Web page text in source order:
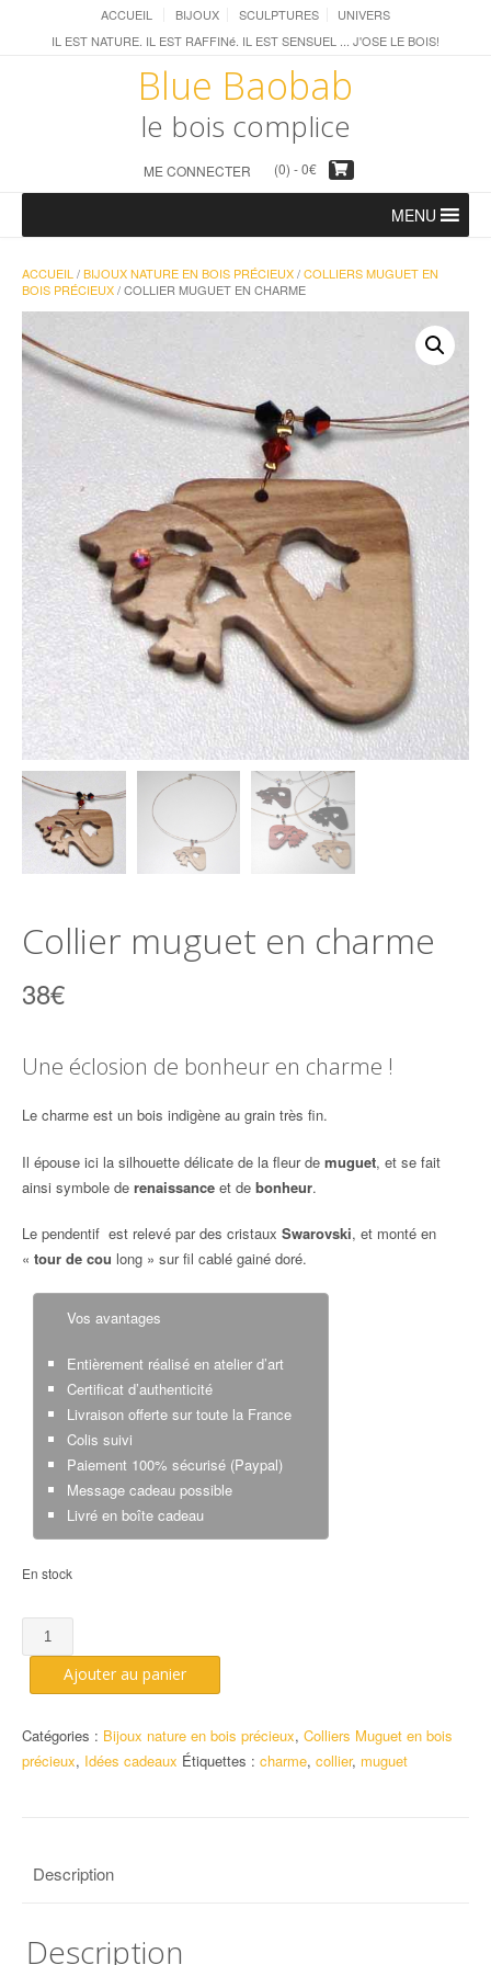
ACCUEIL BIJOUX SCULPTURES
UNIVERS
IL EST NATURE. IL EST RAFFINé. IL EST SENSUEL ... J'OSE LE BOIS!
Blue Baobab
le bois complice
ME CONNECTER (0) -0€
MENU
ACCUEIL /BIJOUX NATURE EN BOIS PRÉCIEUX/COLLIERS MUGUET EN
BOIS PRÉCIEUX/ COLLIER MUGUET EN CHARME
Collier muguet en charme
38€
Une éclosion de bonheur en charme !
Le charme est un bois indigène au grain très fin.
Il épouse ici la silhouette délicate de la fleur de muguet, et se fait
ainsi symbole de renaissance et de bonheur.
Le pendentif est relevé par des cristaux Swarovski, et monté en
« tour de cou long » sur fil cablé gainé doré.
Vos avantages
Entièrement réalisé en atelier d’art
Certificat d’authenticité
Livraison offerte sur toute la France
Colis suivi
Paiement 100% sécurisé (Paypal)
Message cadeau possible
Livré en boîte cadeau
En stock
quantité
de
en
charme
Ajouter au panier
Catégories : Bijoux nature en bois précieux, Colliers Muguet en bois
précieux, Idées cadeaux Étiquettes : charme, collier, muguet
Description
Description